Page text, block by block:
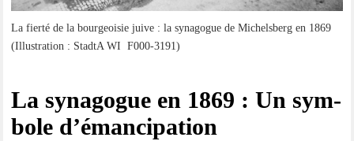
La fier­té de la bour­geoi­sie jui­ve : la syn­ago­gue de Michels­berg en 1869
(Illus­tra­ti­on : StadtA WI F000-3191)
La syn­ago­gue en 1869 : Un sym­
bo­le d’émancipation